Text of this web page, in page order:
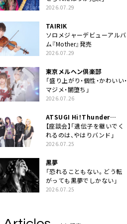
2026.07.29
TAIRIK
ソロメジャーデビューアルバ
ム『Mother』発売
2026.07.29
東京メルヘン倶楽部
「盛り上がり・個性・かわいい・
マジメ・闇堕ち」
2026.07.26
ATSUGI Hi！Thunder
Rock Festival
【座談会】「遺伝子を継いでく
れるのは、やはりバンド」
2026.07.25
黒夢
「恐れることもない。どう転
がっても黒夢でしかない」
2026.07.25